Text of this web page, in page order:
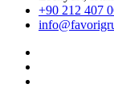
+90 212 407